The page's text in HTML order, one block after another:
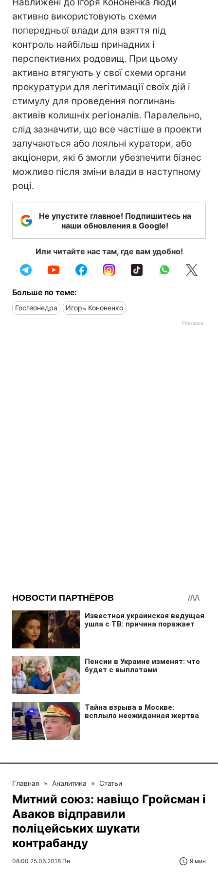
активно використовують схеми
попередньої влади для взяття під
контроль найбільш принадних і
перспективних родовищ. При цьому
активно втягують у свої схеми органи
прокуратури для легітимації своїх дій і
стимулу для проведення поглинань
активів колишніх регіоналів. Паралельно,
слід зазначити, що все частіше в проекти
залучаються або лояльні куратори, або
акціонери, які б змогли убезпечити бізнес
можливо після зміни влади в наступному
році.
Не упустите главное! Подпишитесь на
наши обновления в Google!
Или читайте нас там, где вам удобно!
Больше по теме:
Госгеонедра Игорь Кононенко
Главная » Аналитика » Статьи
Митний союз: навіщо Гройсман і
Аваков відправили
поліцейських шукати
контрабанду
08:00 25.06.2018 Пн 9 мин